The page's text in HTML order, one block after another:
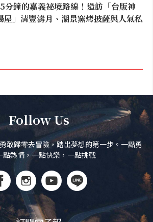
分鐘的嘉義祕境路線！造訪「台版神
屋」清豐濤月、湖景窯烤披薩與人氣私
Follow Us
敢歸零去冒險，踏出夢想的第一步。一點勇
點熱情，一點快樂，一點挑戰